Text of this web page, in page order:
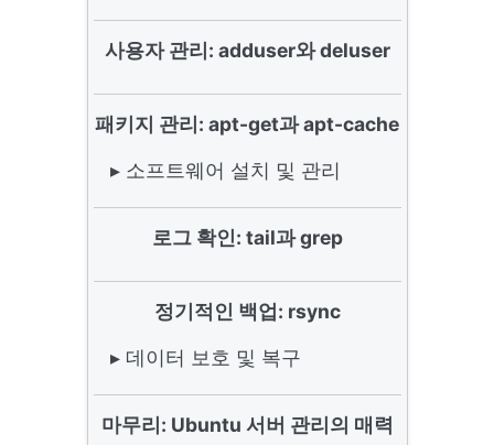
사용자 관리: adduser와 deluser
패키지 관리: apt-get과 apt-cache
▸ 소프트웨어 설치 및 관리
로그 확인: tail과 grep
정기적인 백업: rsync
▸ 데이터 보호 및 복구
마무리: Ubuntu 서버 관리의 매력